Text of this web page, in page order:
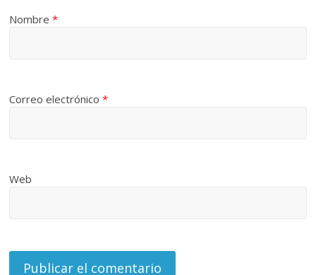
Nombre*
Correo electrónico*
Web